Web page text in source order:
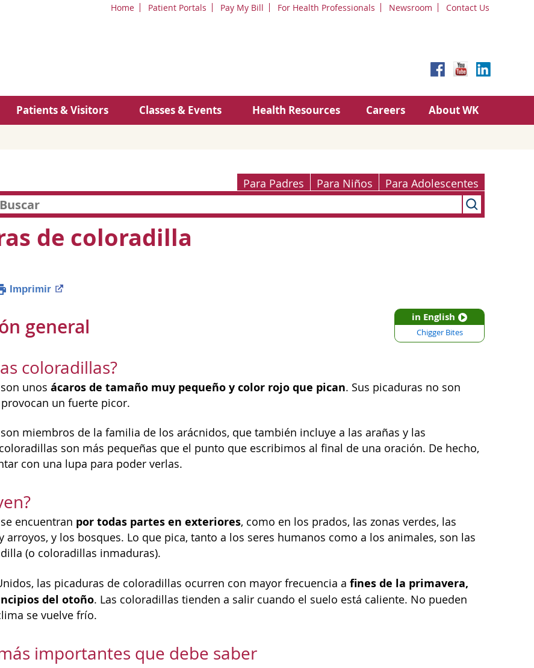
Home Patient Portals Pay My Bill For Health Professionals Newsroom Contact Us
Patients & Visitors Classes & Events Health Resources Careers About WK
Para Padres Para Niños Para Adolescentes
de coloradilla
Imprimir
in English
Chigger Bites
general
coloradillas?
unos ácaros de tamaño muy pequeño y color rojo que pican. Sus picaduras no son
un fuerte picor.
miembros de la familia de los arácnidos, que también incluye a las arañas y las
son más pequeñas que el punto que escribimos al final de una oración. De hecho,
con una lupa para poder verlas.
encuentran por todas partes en exteriores, como en los prados, las zonas verdes, las
arroyos, y los bosques. Lo que pica, tanto a los seres humanos como a los animales, son las
(o coloradillas inmaduras).
las picaduras de coloradillas ocurren con mayor frecuencia a fines de la primavera,
del otoño. Las coloradillas tienden a salir cuando el suelo está caliente. No pueden
se vuelve frío.
importantes que debe saber